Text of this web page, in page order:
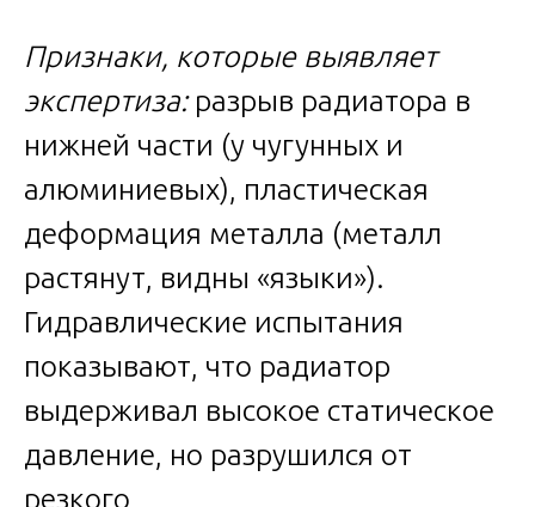
Признаки, которые выявляет
экспертиза:разрыв радиатора в
нижней части (у чугунных и
алюминиевых), пластическая
деформация металла (металл
растянут, видны «языки»).
Гидравлические испытания
показывают, что радиатор
выдерживал высокое статическое
давление, но разрушился от
резкого